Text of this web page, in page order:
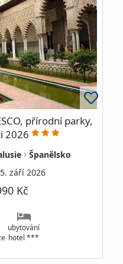
přírodní parky,
2026
Španělsko
září 2026
Kč
ubytování
hotel ***